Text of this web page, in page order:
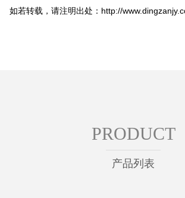
如若转载，请注明出处：http://
PRODUCT
产品列表